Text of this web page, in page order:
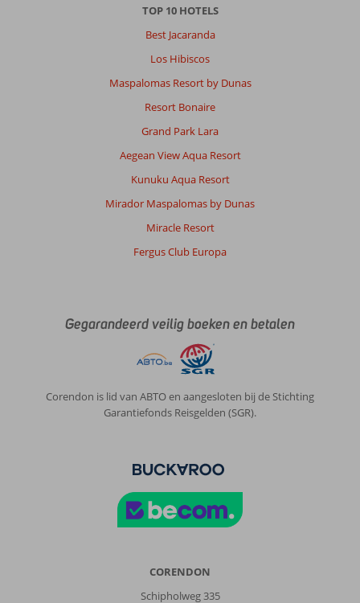
TOP 10 HOTELS
Best Jacaranda
Los Hibiscos
Maspalomas Resort by Dunas
Resort Bonaire
Grand Park Lara
Aegean View Aqua Resort
Kunuku Aqua Resort
Mirador Maspalomas by Dunas
Miracle Resort
Fergus Club Europa
Gegarandeerd veilig boeken en betalen
Corendon is lid van ABTO en aangesloten bij de Stichting
Garantiefonds Reisgelden (SGR).
CORENDON
Schipholweg 335